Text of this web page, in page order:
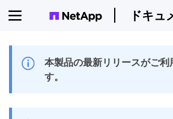
ドキュ
本製品の最新リリースがご利
す。